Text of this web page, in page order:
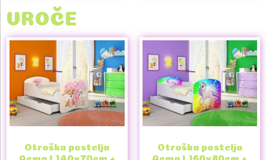
VROČE
Otroška postelja
Acma I 140x70cm +
Otroška postelja
Acma I 160x80cm +